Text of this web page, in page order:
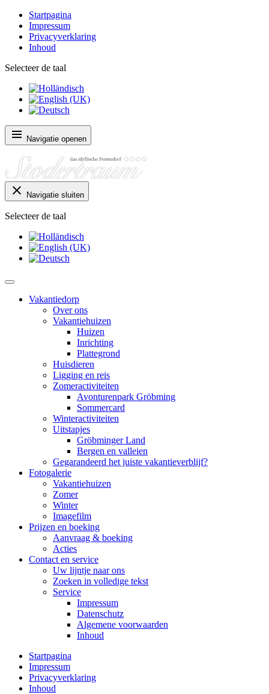
Startpagina
Impressum
Privacyverklaring
Inhoud
Selecteer de taal
Navigatie openen
Navigatie sluiten
Selecteer de taal
Vakantiedorp
Over ons
Vakantiehuizen
Huizen
Inrichting
Plattegrond
Huisdieren
Ligging en reis
Zomeractiviteiten
Avonturenpark Gröbming
Sommercard
Winteractiviteiten
Uitstapjes
Gröbminger Land
Bergen en valleien
Gegarandeerd het juiste vakantieverblijf?
Fotogalerie
Vakantiehuizen
Zomer
Winter
Imagefilm
Prijzen en boeking
Aanvraag & boeking
Acties
Contact en service
Uw lijntje naar ons
Zoeken in volledige tekst
Service
Impressum
Datenschutz
Algemene voorwaarden
Inhoud
Startpagina
Impressum
Privacyverklaring
Inhoud